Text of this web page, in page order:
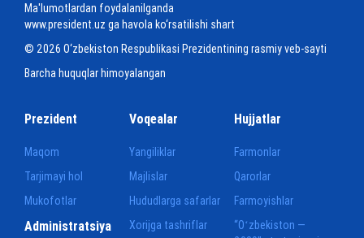
Ma'lumotlardan foydalanilganda
www.president.uz ga havola ko‘rsatilishi shart
© 2026 O‘zbekiston Respublikasi Prezidentining rasmiy veb-sayti
Barcha huquqlar himoyalangan
Prezident
Maqom
Tarjimayi hol
Mukofotlar
Voqealar
Yangiliklar
Majlislar
Hududlarga safarlar
Xorijga tashriflar
Hujjatlar
Farmonlar
Qarorlar
Farmoyishlar
“Oʻzbekiston —
Administratsiya